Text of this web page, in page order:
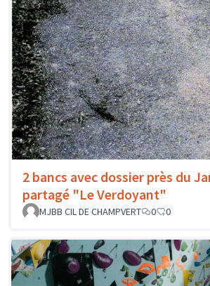
2 bancs avec dossier près du
partagé "Le Verdoyant"
MJBB CIL DE CHAMPVERT
0 0